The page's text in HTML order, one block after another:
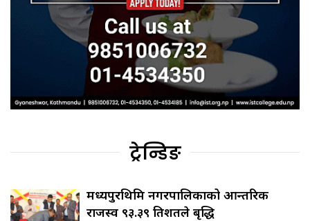
ट्रेन्डिङ
मध्यपुरथिमि नगरपालिकाको आन्तरिक
राजस्व ९३.३९ प्रतिशतले बृद्धि